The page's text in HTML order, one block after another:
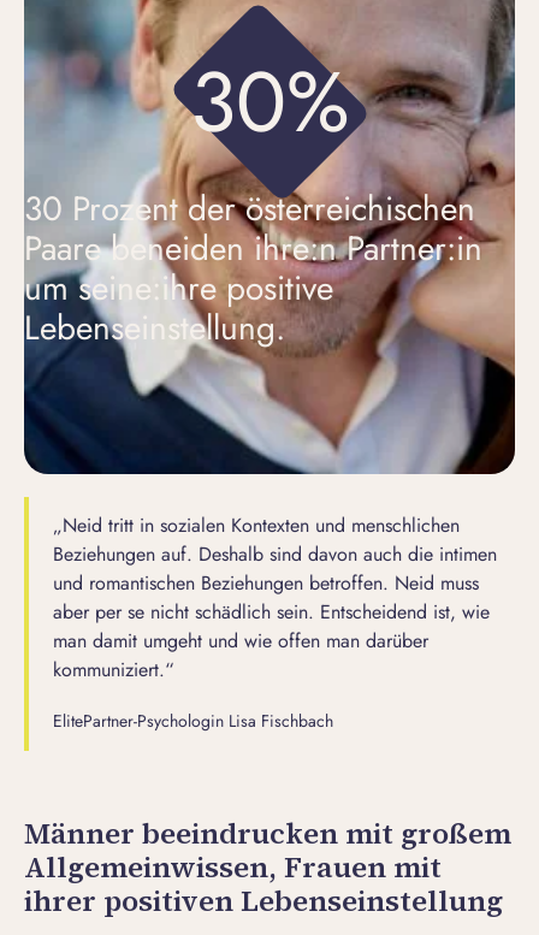
30%
30 Prozent der österreichischen
Paare beneiden ihre:n Partner:in
um seine:ihre positive
Lebenseinstellung.
„Neid tritt in sozialen Kontexten und menschlichen
Beziehungen auf. Deshalb sind davon auch die intimen
und romantischen Beziehungen betroffen. Neid muss
aber per se nicht schädlich sein. Entscheidend ist, wie
man damit umgeht und wie offen man darüber
kommuniziert.“
ElitePartner-Psychologin Lisa Fischbach
Männer beeindrucken mit großem
Allgemeinwissen, Frauen mit
ihrer positiven Lebenseinstellung